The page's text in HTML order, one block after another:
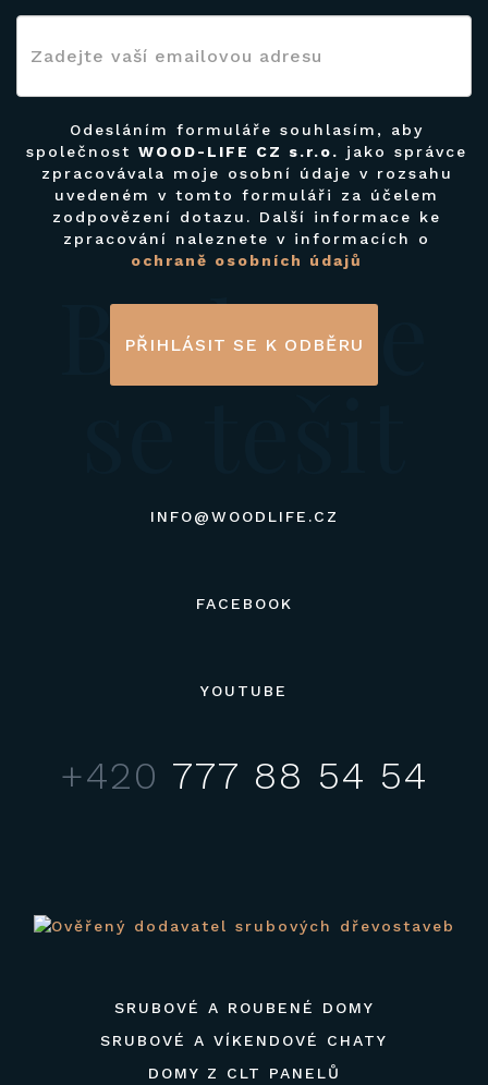
Budeme
Odesláním formuláře souhlasím, aby
společnost WOOD-LIFE CZ s.r.o.
jako správce
zpracovávala moje osobní údaje v rozsahu
uvedeném v tomto formuláři za účelem
zodpovězení dotazu. Další informace ke
zpracování naleznete v informacích o
ochraně osobních údajů
PŘIHLÁSIT SE K ODBĚRU
INFO@WOODLIFE.CZ
FACEBOOK
YOUTUBE
+420 777 88 54 54
SRUBOVÉ A ROUBENÉ DOMY
SRUBOVÉ A VÍKENDOVÉ CHATY
DOMY Z CLT PANELŮ